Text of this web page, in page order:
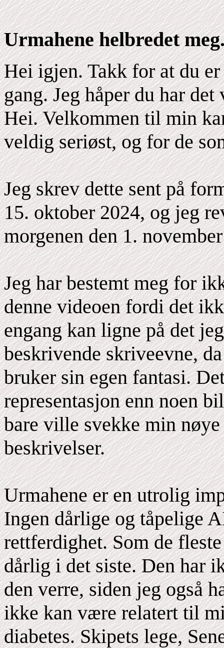
Urmahene helbredet
Hei igjen. Takk for at du
gang. Jeg håper du har
Hei. Velkommen til min
veldig seriøst, og for de
Jeg skrev dette sent på
15. oktober 2024, og jeg
morgenen den 1.
Jeg har bestemt meg for
denne videoen fordi det
engang kan ligne på det
beskrivende skriveevne,
bruker sin egen fantasi.
representasjon enn noen
bare ville svekke min
beskrivelser.
Urmahene er en utrolig
Ingen dårlige og tåpelige
rettferdighet. Som de
dårlig i det siste. Den har
den verre, siden jeg også
ikke kan være relatert til
diabetes. Skipets lege,